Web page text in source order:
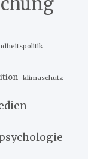
klimaschutz